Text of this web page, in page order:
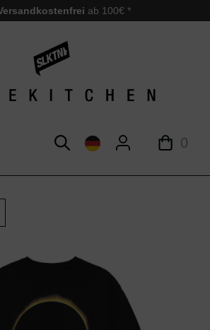
ab 100€ *
0